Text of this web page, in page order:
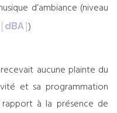
d’ambiance (niveau
dBA )
aucune plainte du
et sa programmation
à la présence de